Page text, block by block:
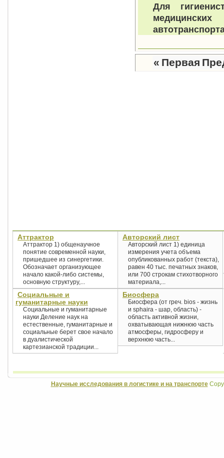
Для
« Первая
Аттрактор
Аттрактор 1) общенаучное
понятие современной науки,
пришедшее из синергетики.
Обозначает организующее
начало какой-либо системы,
основную структуру,...
Авторский лист
Авторский лист 1) единица
измерения учета объема
опубликованных работ (текста),
равен 40 тыс. печатных знаков,
или 700 строкам стихотворного
материала,...
Социальные и
гуманитарные науки
Социальные и гуманитарные
науки Деление наук на
естественные, гуманитарные и
социальные берет свое начало
в дуалистической
картезианской традиции...
Биосфера
Биосфера (от греч. bios - жизнь
и sphaira - шар, область) -
область активной жизни,
охватывающая нижнюю часть
атмосферы, гидросферу и
верхнюю часть...
Научные исследования в логистике и на транспорте